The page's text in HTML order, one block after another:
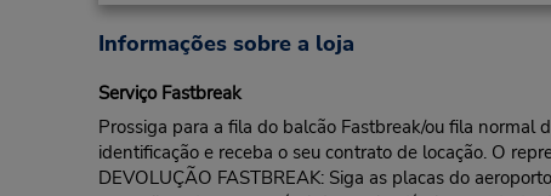
Informações sobre a loja
Serviço Fastbreak
Prossiga para a fila do balcão Fastbreak/ou fila normal
identificação e receba o seu contrato de locação. O
DEVOLUÇÃO FASTBREAK: Siga as placas do